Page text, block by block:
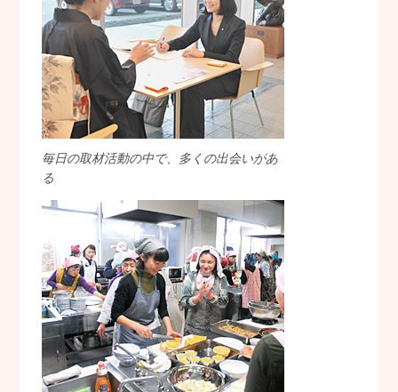
毎日の取材活動の中で、多くの出会いがあ
る